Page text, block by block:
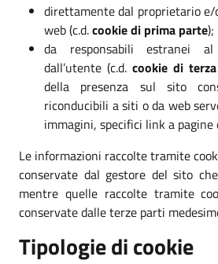
direttamente dal proprietario e/
web (c.d.cookie di prima parte);
da responsabili estranei
dall’utente (c.d. cookie di
della presenza sul sito
riconducibili a siti o da web
immagini, specifici link a pagine
Le informazioni raccolte tramite
conservate dal gestore del sito
mentre quelle raccolte tramite
conservate dalle terze parti
Tipologie di cookie